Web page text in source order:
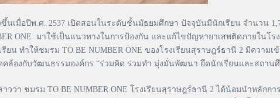
นเมื่อปีพ.ศ. 2537 เปิดสอนในระดับชั้นมัธยมศึกษา ปัจจุบันมีนักเรียน จำนวน
ONE มาใช้เป็นแนวทางในการป้องกัน และแก้ไขปัญหายาเสพติดภายในโ
ทำให้ชมรม TO BE NUMBER ONE ของโรงเรียนสุราษฎร์ธานี 2 มีความ
คล้องกับวัฒนธรรมองค์กร “ร่วมคิด ร่วมทำ มุ่งมั่นพัฒนา ยึดนักเรียนและสถาน
าวว่า ชมรม TO BE NUMBER ONE โรงเรียนสุราษฎร์ธานี 2 ได้น้อมนำหลักกา